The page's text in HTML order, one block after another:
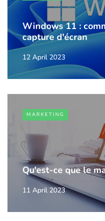
Windows 11 :
capture d'écran
12 April 2023
MARKETING
Qu'est-ce que le
11 April 2023